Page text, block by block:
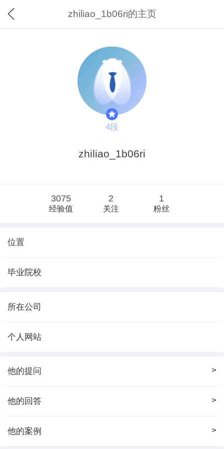
zhiliao_1b06ri的主页
4段
zhiliao_1b06ri
3075
经验值
2
关注
1
粉丝
位置
毕业院校
所在公司
个人网站
他的提问 >
他的回答 >
他的案例 >